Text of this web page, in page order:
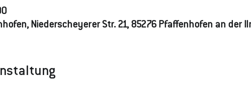
Niederscheyerer Str. 21, 85276 Pfaffenhofen an der